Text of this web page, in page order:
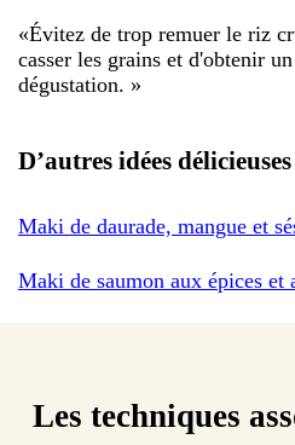
«Évitez de trop remuer le riz
casser les grains et d'obtenir
dégustation. »
D’autres idées délicieuses
Maki de daurade, mangue et
Maki de saumon aux épices et
Les techniques